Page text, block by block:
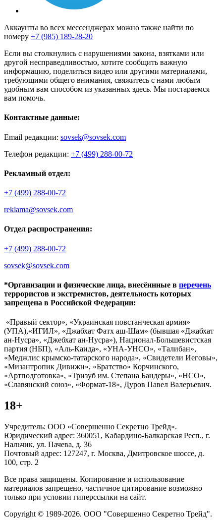
Аккаунты во всех мессенджерах можно также найти по
номеру +7 (985) 189-28-20
Если вы столкнулись с нарушениями закона, взятками или
другой несправедливостью, хотите сообщить важную
информацию, поделиться видео или другими материалами,
требующими общего внимания, свяжитесь с нами любым
удобным вам способом из указанных здесь. Мы постараемся
вам помочь.
Контактные данные:
Email редакции: sovsek@sovsek.com
Телефон редакции: +7 (499) 288-00-72
Рекламный отдел:
+7 (499) 288-00-72
reklama@sovsek.com
Отдел распространения:
+7 (499) 288-00-72
sovsek@sovsek.com
*Организации и физические лица, внесённные в перечень
террористов и экстремистов, деятельность которых
запрещена в Российской Федерации:
«Правый сектор», «Украинская повстанческая армия»
(УПА),«ИГИЛ», «Джабхат Фатх аш-Шам» (бывшая «Джабхат
ан-Нусра», «Джебхат ан-Нусра»), Национал-Большевистская
партия (НБП), «Аль-Каида», «УНА-УНСО», «Талибан»,
«Меджлис крымско-татарского народа», «Свидетели Иеговы»,
«Мизантропик Дивижн», «Братство» Корчинского,
«Артподготовка», «Тризуб им. Степана Бандеры», «НСО»,
«Славянский союз», «Формат-18», Дуров Павел Валерьевич.
18+
Учредитель: ООО «Совершенно Секретно Трейд».
Юридический адрес: 360051, Кабардино-Балкарская Респ., г.
Нальчик, ул. Пачева, д. 36
Почтовый адрес: 127247, г. Москва, Дмитровское шоссе, д.
100, стр. 2
Все права защищены. Копирование и использование
материалов запрещено, частичное цитирование возможно
только при условии гиперссылки на сайт.
Copyright © 1989-2026. ООО "Совершенно Секретно Трейд".